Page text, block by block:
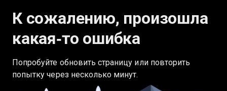
К сожалению, произошла
какая‑то ошибка
Попробуйте обновить страницу или повторить
попытку через несколько минут.